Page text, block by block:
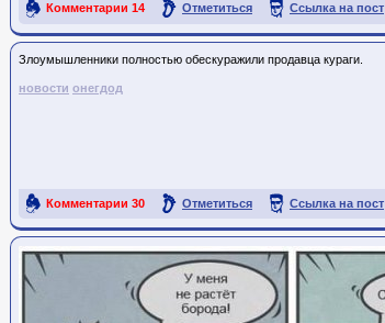
Комментарии 14 Отметиться Ссылка на пост
Злоумышленники полностью обескуражили продавца кураги.
новости онегдод
Комментарии 30 Отметиться Ссылка на пост